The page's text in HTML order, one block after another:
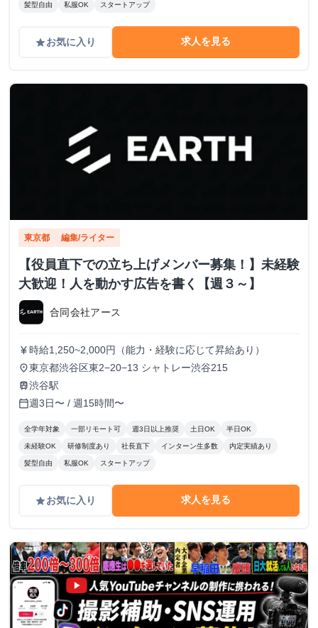
髪型自由 私服OK スタートアップ
gradeお気に入り 求人を見る
東京都 編集/ライター
【役員直下での立ち上げメンバー募集！】未経験
大歓迎！人を動かす広告を書く【週３～】
合同会社アース
currency_yen 時給1,250~2,000円（能力・経験に応じて昇給あり）
place東京都渋谷区東2−20−13 シャトレー渋谷215
train渋谷駅
calendar_today週3日〜 / 週15時間〜
全学年対象 一部リモート可 週3日以上推奨 土日OK 半日OK
未経験OK 研修制度あり 社長直下 インターン生多数 内定実績あり
髪型自由 私服OK スタートアップ
gradeお気に入り 求人を見る